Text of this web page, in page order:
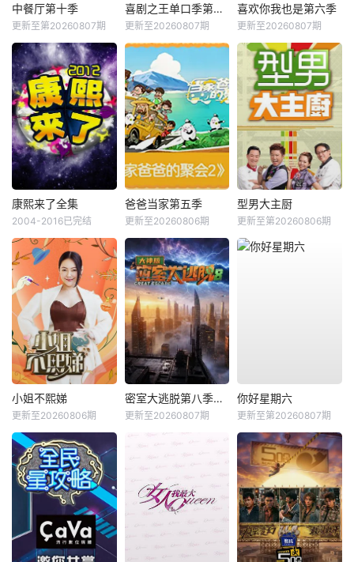
中餐厅第十季
更新至第20260807期
喜剧之王单口季第三季
更新至20260807期
喜欢你我也是第六季
更新至20260807期
康熙来了全集
2004-2016已完结
爸爸当家第五季
更新至20260806期
型男大主厨
更新至第20260806期
小姐不熙娣
更新至20260806期
密室大逃脱第八季大神版
更新至20260807期
你好星期六
更新至第20260807期